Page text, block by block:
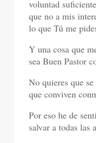
voluntad
que no a mis
lo que Tú me
Y una cosa que
sea Buen Pastor
No quieres que
que conviven
Por eso he de
salvar a todas las